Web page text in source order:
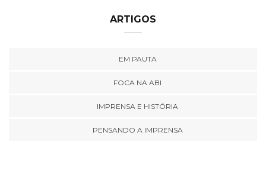
ARTIGOS
EM PAUTA
FOCA NA ABI
IMPRENSA E HISTÓRIA
PENSANDO A IMPRENSA